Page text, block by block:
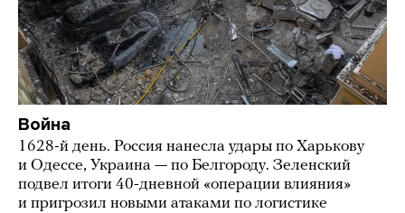
Война
1628-й день. Россия нанесла удары по Харькову
и Одессе, Украина — по Белгороду. Зеленский
подвел итоги 40-дневной «операции влияния»
и пригрозил новыми атаками по логистике